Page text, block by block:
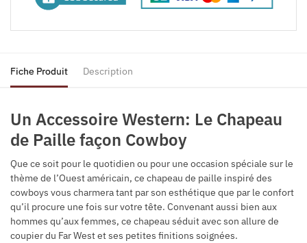
Fiche Produit Description
Un Accessoire Western: Le Chapeau
de Paille façon Cowboy
Que ce soit pour le quotidien ou pour une occasion spéciale sur le
thème de l’Ouest américain, ce chapeau de paille inspiré des
cowboys vous charmera tant par son esthétique que par le confort
qu’il procure une fois sur votre tête. Convenant aussi bien aux
hommes qu’aux femmes, ce chapeau séduit avec son allure de
coupier du Far West et ses petites finitions soignées.